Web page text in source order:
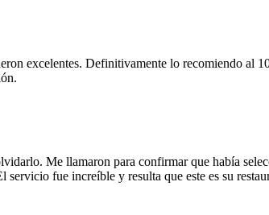
excelentes. Definitivamente lo recomiendo al
Me llamaron para confirmar que había
fue increíble y resulta que este es su